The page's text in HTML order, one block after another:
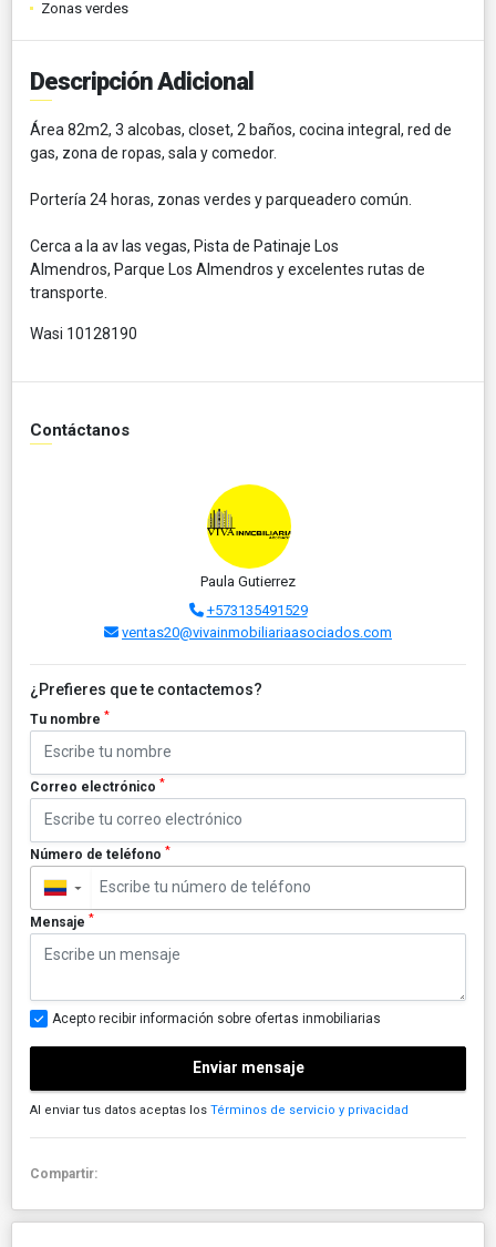
Zonas verdes
Descripción Adicional
Área 82m2, 3 alcobas, closet, 2 baños, cocina integral, red de
gas, zona de ropas, sala y comedor.
Portería 24 horas, zonas verdes y parqueadero común.
Cerca a la av las vegas, Pista de Patinaje Los
Almendros, Parque Los Almendros y excelentes rutas de
transporte.
Wasi 10128190
Contáctanos
Paula Gutierrez
+573135491529
ventas20@vivainmobiliariaasociados.com
¿Prefieres que te contactemos?
Tu nombre *
Correo electrónico *
Número de teléfono *
▼
Mensaje *
Acepto recibir información sobre ofertas inmobiliarias
Enviar mensaje
Al enviar tus datos aceptas los Términos de servicio y privacidad
Compartir: